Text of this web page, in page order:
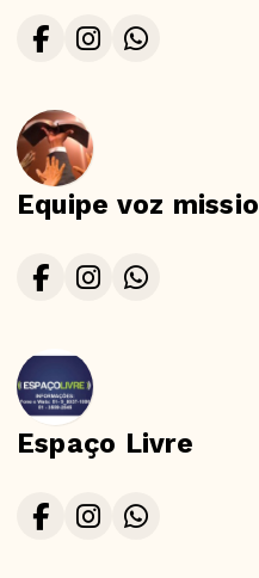
Equipe voz
Espaço Livre